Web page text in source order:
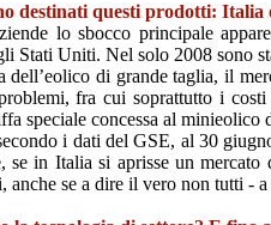
destinati questi prodotti: Italia
lo sbocco principale
Stati Uniti. Nel solo 2008 sono
dell’eolico di grande taglia, il
fra cui soprattutto i
speciale concessa al minieolico
i dati del GSE, al 30
se in Italia si aprisse un
anche se a dire il vero non tutti -